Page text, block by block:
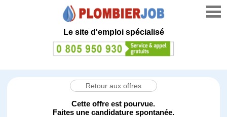
Le site d'emploi spécialisé
Retour aux offres
Cette offre est pourvue.
Faites une candidature spontanée.